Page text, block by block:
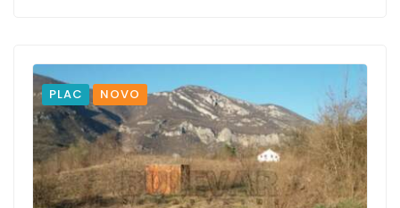
PLAC NOVO